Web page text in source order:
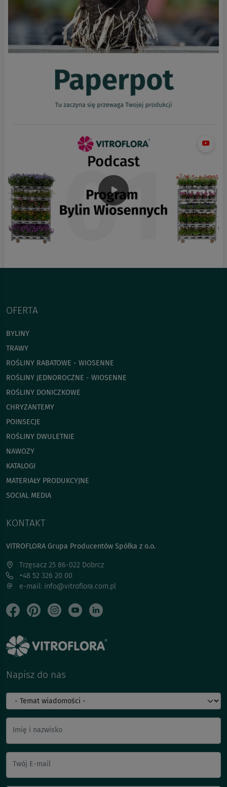
OFERTA
BYLINY
TRAWY
ROŚLINY RABATOWE - WIOSENNE
ROŚLINY JEDNOROCZNE - WIOSENNE
ROŚLINY DONICZKOWE
CHRYZANTEMY
POINSECJE
ROŚLINY DWULETNIE
NAWOZY
KATALOGI
MATERIAŁY PRODUKCYJNE
SOCIAL MEDIA
KONTAKT
VITROFLORA Grupa Producentów Spółka z o.o.
Trzęsacz 25 86-022 Dobrcz
+48 52 326 20 00
e-mail: info@vitroflora.com.pl
Napisz do nas
Imię i nazwisko
Twój E-mail